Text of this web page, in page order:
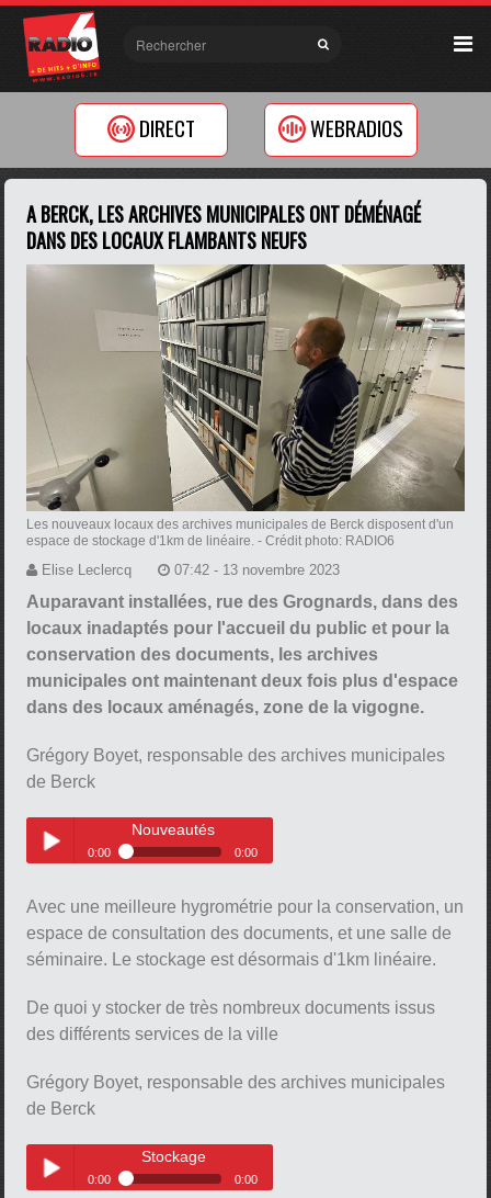
DIRECT WEBRADIOS
A BERCK, LES ARCHIVES MUNICIPALES ONT DÉMÉNAGÉ
DANS DES LOCAUX FLAMBANTS NEUFS
Les nouveaux locaux des archives municipales de Berck disposent d'un
espace de stockage d'1km de linéaire.- Crédit photo: RADIO6
Elise Leclercq 07:42 - 13 novembre 2023
Auparavant installées, rue des Grognards, dans des
locaux inadaptés pour l'accueil du public et pour la
conservation des documents, les archives
municipales ont maintenant deux fois plus d'espace
dans des locaux aménagés, zone de la vigogne.
Grégory Boyet, responsable des archives municipales
de Berck
Play /
Nouveautés
0:00 0:00
Avec une meilleure hygrométrie pour la conservation, un
espace de consultation des documents, et une salle de
séminaire. Le stockage est désormais d'1km linéaire.
De quoi y stocker de très nombreux documents issus
des différents services de la ville
Grégory Boyet, responsable des archives municipales
de Berck
Stockage
0:00 0:00